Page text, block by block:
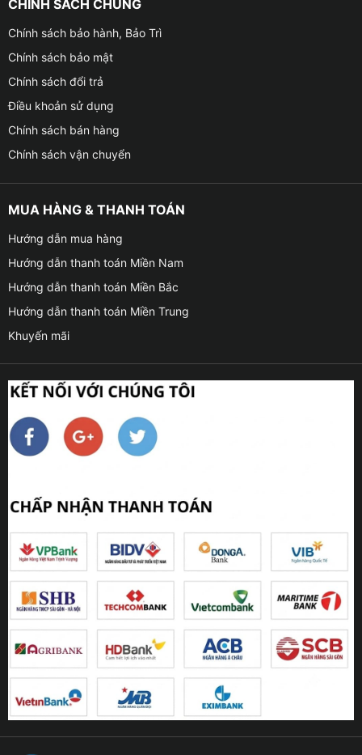
CHÍNH SÁCH CHUNG
Chính sách bảo hành, Bảo Trì
Chính sách bảo mật
Chính sách đổi trả
Điều khoản sử dụng
Chính sách bán hàng
Chính sách vận chuyển
MUA HÀNG & THANH TOÁN
Hướng dẫn mua hàng
Hướng dẫn thanh toán Miền Nam
Hướng dẫn thanh toán Miền Bắc
Hướng dẫn thanh toán Miền Trung
Khuyến mãi